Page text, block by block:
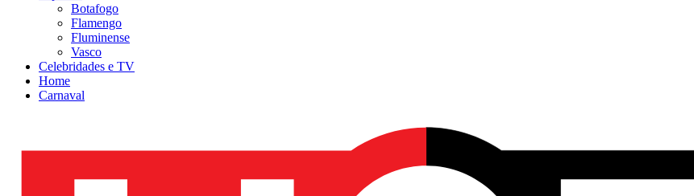
Botafogo
Flamengo
Fluminense
Vasco
Celebridades e TV
Home
Carnaval